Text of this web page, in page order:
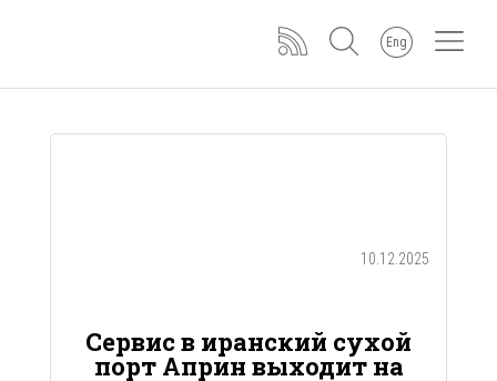
Eng
10.12.2025
Сервис в иранский сухой
порт Априн выходит на